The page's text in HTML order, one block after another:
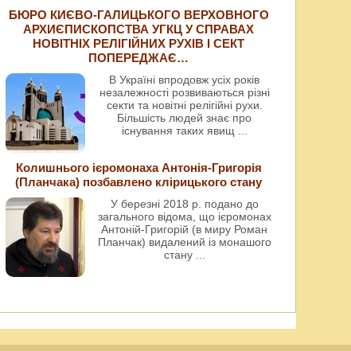
БЮРО КИЄВО-ГАЛИЦЬКОГО ВЕРХОВНОГО
АРХИЄПИСКОПСТВА УГКЦ У СПРАВАХ
НОВІТНІХ РЕЛІГІЙНИХ РУХІВ І СЕКТ
ПОПЕРЕДЖАЄ…
В Україні впродовж усіх років
незалежності розвиваються різні
секти та новітні релігійні рухи.
Більшість людей знає про
існування таких явищ
Колишнього ієромонаха Антонія-Григорія
(Планчака) позбавлено клірицького стану
У березні 2018 р. подано до
загального відома, що ієромонах
Антоній-Григорій (в миру Роман
Планчак) видалений із монашого
стану